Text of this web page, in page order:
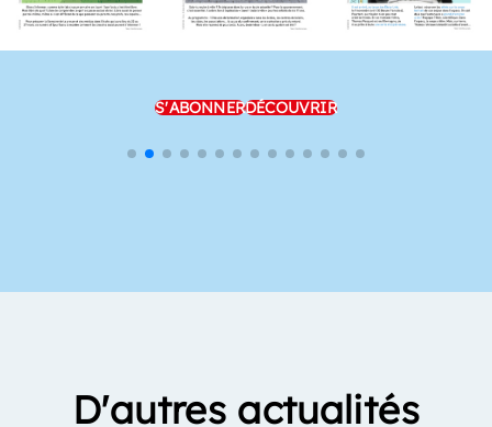
S'ABONNERDÉCOUVRIR
D'autres actualités